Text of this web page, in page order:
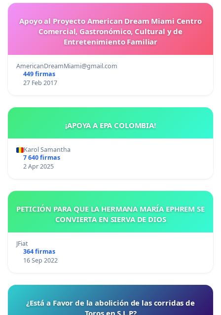
Apoyo al Proyecto American Dream Miami Centro
Comercial, Gastronómico, Cultural y de
Entretenimiento Familiar
AmericanDreamMiami@gmail.com
449 firmas
27 Feb 2017
¡APOYA A EPA COLOMBIA!
Karol Samantha
7 640 firmas
2 Apr 2025
PETICIÓN PARA QUE LA HERMANA MARÍA EPHREM SE
CONVIERTA EN SIERVA DE DIOS
JFiat
364 firmas
16 Sep 2022
¿Está a Favor de la abolición de las corridas de